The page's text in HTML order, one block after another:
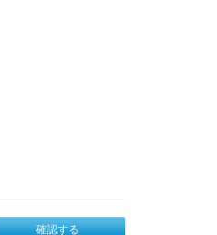
確認する